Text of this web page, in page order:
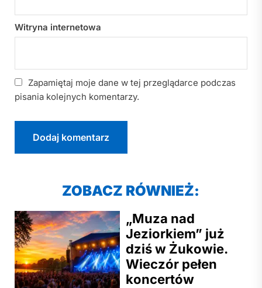
Witryna internetowa
Zapamiętaj moje dane w tej przeglądarce podczas
pisania kolejnych komentarzy.
ZOBACZ RÓWNIEŻ:
„Muza nad
Jeziorkiem” już
dziś w Żukowie.
Wieczór pełen
koncertów